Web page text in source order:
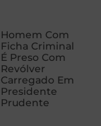
Homem Com
Ficha Criminal
É Preso Com
Revólver
Carregado Em
Presidente
Prudente